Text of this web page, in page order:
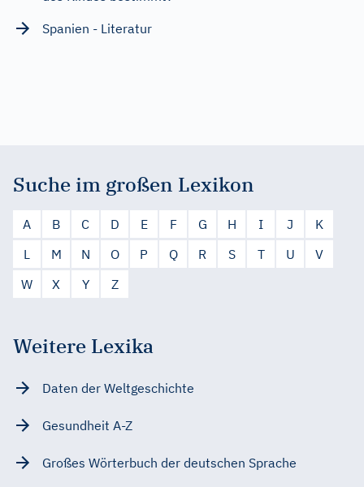
Spanien - Literatur
Suche im großen Lexikon
A B C D E F G H I J
K
L
M N O P Q R S T U
V
W
X Y Z
Weitere Lexika
Daten der Weltgeschichte
Gesundheit A-Z
Großes Wörterbuch der deutschen Sprache